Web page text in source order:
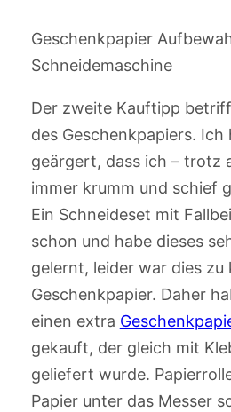
Geschenkpapier
Schneidemaschine
Der zweite Kauftipp
des Geschenkpapiers.
geärgert, dass ich – trotz
immer krumm und schief
Ein Schneideset mit
schon und habe dieses
gelernt, leider war dies zu
Geschenkpapier. Daher
einen extra
gekauft, der gleich mit
geliefert wurde.
Papier unter das Messer